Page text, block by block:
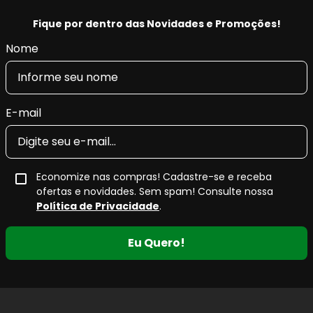
Fique por dentro das Novidades e Promoções!
Nome
E-mail
Economize nas compras! Cadastre-se e receba
ofertas e novidades. Sem spam! Consulte nossa
Política de Privacidade.
Eu Quero!